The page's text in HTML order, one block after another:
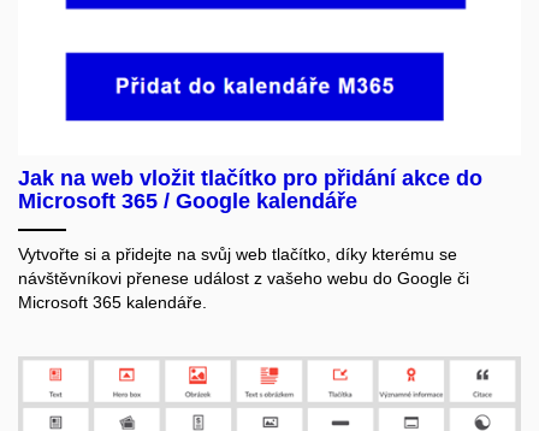
Jak na web vložit tlačítko pro přidání akce do
Microsoft 365 / Google kalendáře
Vytvořte si a přidejte na svůj web tlačítko, díky kterému se
návštěvníkovi přenese událost z vašeho webu do Google či
Microsoft 365 kalendáře.